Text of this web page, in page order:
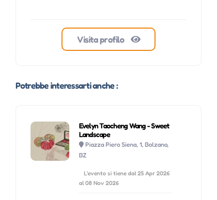
Visita profilo
Potrebbe interessarti anche :
Evelyn Taocheng Wang - Sweet
Landscape
Piazza Piero Siena, 1, Bolzano,
BZ
L'evento si tiene dal 25 Apr 2026
al 08 Nov 2026